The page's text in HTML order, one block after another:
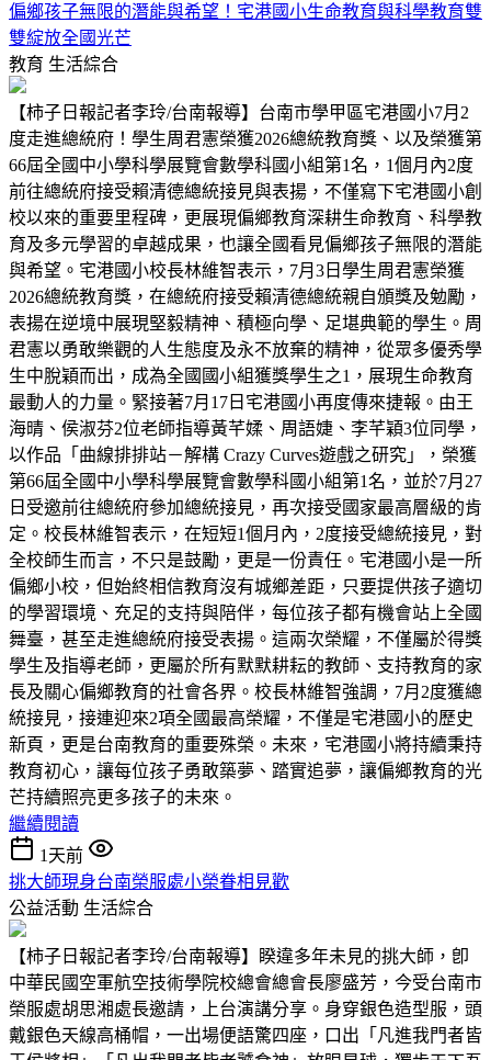
偏鄉孩子無限的潛能與希望！宅港國小生命教育與科學教育雙
雙綻放全國光芒
教育 生活綜合
【柿子日報記者李玲/台南報導】台南市學甲區宅港國小7月2
度走進總統府！學生周君憲榮獲2026總統教育獎、以及榮獲第
66屆全國中小學科學展覽會數學科國小組第1名，1個月內2度
前往總統府接受賴清德總統接見與表揚，不僅寫下宅港國小創
校以來的重要里程碑，更展現偏鄉教育深耕生命教育、科學教
育及多元學習的卓越成果，也讓全國看見偏鄉孩子無限的潛能
與希望。宅港國小校長林維智表示，7月3日學生周君憲榮獲
2026總統教育獎，在總統府接受賴清德總統親自頒獎及勉勵，
表揚在逆境中展現堅毅精神、積極向學、足堪典範的學生。周
君憲以勇敢樂觀的人生態度及永不放棄的精神，從眾多優秀學
生中脫穎而出，成為全國國小組獲獎學生之1，展現生命教育
最動人的力量。緊接著7月17日宅港國小再度傳來捷報。由王
海晴、侯淑芬2位老師指導黃芊媃、周語婕、李芊穎3位同學，
以作品「曲線排排站－解構 Crazy Curves遊戲之研究」，榮獲
第66屆全國中小學科學展覽會數學科國小組第1名，並於7月27
日受邀前往總統府參加總統接見，再次接受國家最高層級的肯
定。校長林維智表示，在短短1個月內，2度接受總統接見，對
全校師生而言，不只是鼓勵，更是一份責任。宅港國小是一所
偏鄉小校，但始終相信教育沒有城鄉差距，只要提供孩子適切
的學習環境、充足的支持與陪伴，每位孩子都有機會站上全國
舞臺，甚至走進總統府接受表揚。這兩次榮耀，不僅屬於得獎
學生及指導老師，更屬於所有默默耕耘的教師、支持教育的家
長及關心偏鄉教育的社會各界。校長林維智強調，7月2度獲總
統接見，接連迎來2項全國最高榮耀，不僅是宅港國小的歷史
新頁，更是台南教育的重要殊榮。未來，宅港國小將持續秉持
教育初心，讓每位孩子勇敢築夢、踏實追夢，讓偏鄉教育的光
芒持續照亮更多孩子的未來。
繼續閱讀
1天前
挑大師現身台南榮服處小榮眷相見歡
公益活動 生活綜合
【柿子日報記者李玲/台南報導】睽違多年未見的挑大師，卽
中華民國空軍航空技術學院校總會總會長廖盛芳，今受台南市
榮服處胡思湘處長邀請，上台演講分享。身穿銀色造型服，頭
戴銀色天線高桶帽，一出場便語驚四座，口出「凡進我門者皆